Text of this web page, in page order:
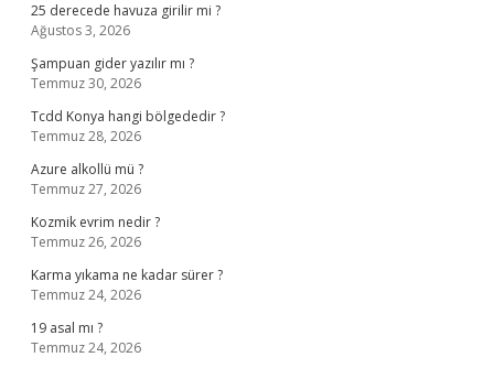
25 derecede havuza girilir mi ?
Ağustos 3, 2026
Şampuan gider yazılır mı ?
Temmuz 30, 2026
Tcdd Konya hangi bölgededir ?
Temmuz 28, 2026
Azure alkollü mü ?
Temmuz 27, 2026
Kozmik evrim nedir ?
Temmuz 26, 2026
Karma yıkama ne kadar sürer ?
Temmuz 24, 2026
19 asal mı ?
Temmuz 24, 2026